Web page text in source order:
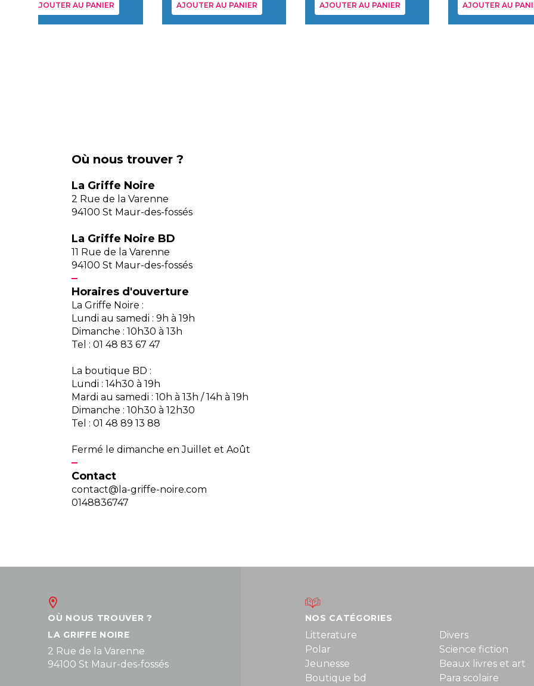
AJOUTER AU PANIER AJOUTER AU PANIER AJOUTER AU PANIER AJOUTER AU
Où nous trouver ?
La Griffe Noire
2 Rue de la Varenne
94100 St Maur-des-fossés
La Griffe Noire BD
11 Rue de la Varenne
94100 St Maur-des-fossés
Horaires d'ouverture
La Griffe Noire :
Lundi au samedi : 9h à 19h
Dimanche : 10h30 à 13h
Tel : 01 48 83 67 47
La boutique BD :
Lundi : 14h30 à 19h
Mardi au samedi : 10h à 13h / 14h à 19h
Dimanche : 10h30 à 12h30
Tel : 01 48 89 13 88
Fermé le dimanche en Juillet et Août
Contact
contact@la-griffe-noire.com
0148836747
OÙ NOUS TROUVER ?
LA GRIFFE NOIRE
2 Rue de la Varenne
94100 St Maur-des-fossés
NOS CATÉGORIES
Litterature
Polar
Jeunesse
Boutique bd
Divers
Science fiction
Beaux livres et art
Para scolaire